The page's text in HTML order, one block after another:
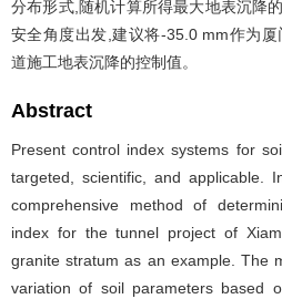
分布形式,随机计算所得最大地表沉降
安全角度出发,建议将-35.0 mm作为
道施工地表沉降的控制值。
Abstract
Present control index systems for
targeted, scientific, and applicable.
comprehensive method of
index for the tunnel project of
granite stratum as an example. The
variation of soil parameters based